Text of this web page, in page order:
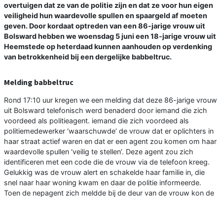
overtuigen dat ze van de politie zijn en dat ze voor hun eigen
veiligheid hun waardevolle spullen en spaargeld af moeten
geven. Door kordaat optreden van een 86-jarige vrouw uit
Bolsward hebben we woensdag 5 juni een 18-jarige vrouw uit
Heemstede op heterdaad kunnen aanhouden op verdenking
van betrokkenheid bij een dergelijke babbeltruc.
Melding babbeltruc
Rond 17:10 uur kregen we een melding dat deze 86-jarige vrouw
uit Bolsward telefonisch werd benaderd door iemand die zich
voordeed als politieagent. iemand die zich voordeed als
politiemedewerker ‘waarschuwde’ de vrouw dat er oplichters in
haar straat actief waren en dat er een agent zou komen om haar
waardevolle spullen ‘veilig te stellen’. Deze agent zou zich
identificeren met een code die de vrouw via de telefoon kreeg.
Gelukkig was de vrouw alert en schakelde haar familie in, die
snel naar haar woning kwam en daar de politie informeerde.
Toen de nepagent zich meldde bij de deur van de vrouw kon de